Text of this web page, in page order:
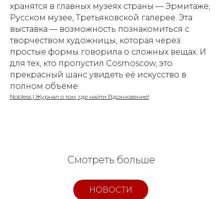
хранятся в главных музеях страны — Эрмитаже,
Русском музее, Третьяковской галерее. Эта
выставка — возможность познакомиться с
творчеством художницы, которая через
простые формы говорила о сложных вещах. И
для тех, кто пропустил Cosmoscow, это
прекрасный шанс увидеть её искусство в
полном объёме.
Nobless | Журнал о том, где найти Вдохновение!
НОВОСТИ
Смотреть больше